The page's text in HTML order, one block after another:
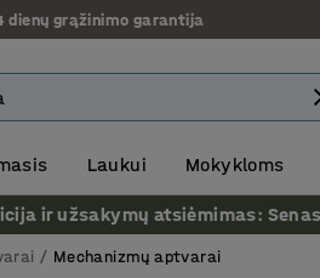
dienų grąžinimo garantija
Laukui Mokykloms
ir užsakymų atsiėmimas:
Mechanizmų aptvarai